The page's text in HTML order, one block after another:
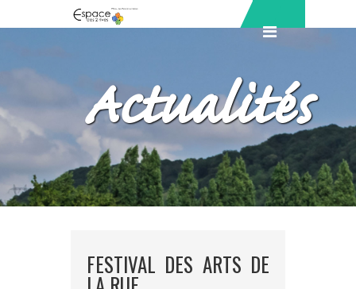
Actualités
FESTIVAL DES ARTS DE